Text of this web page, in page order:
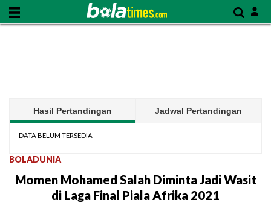
Hasil Pertandingan Jadwal Pertandingan
DATA BELUM TERSEDIA
BOLADUNIA
Momen Mohamed Salah Diminta Jadi Wasit
di Laga Final Piala Afrika 2021